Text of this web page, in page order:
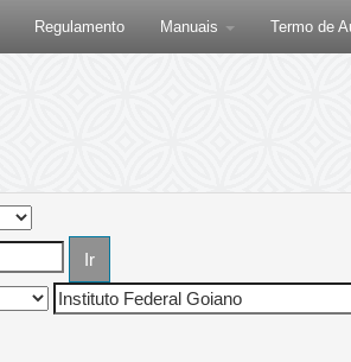
Regulamento Manuais Termo de